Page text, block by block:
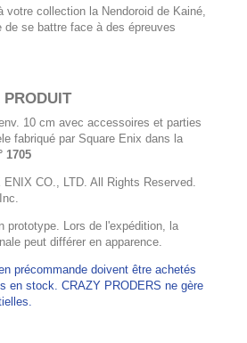
votre collection la Nendoroid de Kainé,
de se battre face à des épreuves
10 cm avec accessoires et parties
fabriqué par Square Enix dans la
1705
CO., LTD. All Rights Reserved.
prototype. Lors de l'expédition, la
peut différer en apparence.
précommande doivent être achetés
en stock. CRAZY PRODERS ne gère